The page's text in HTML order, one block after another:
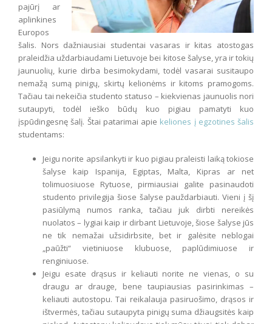
pajūrį ar
aplinkines
Europos
šalis. Nors dažniausiai studentai vasaras ir kitas atostogas
praleidžia uždarbiaudami Lietuvoje bei kitose šalyse, yra ir tokių
jaunuolių, kurie dirba besimokydami, todėl vasarai susitaupo
nemažą sumą pinigų, skirtų kelionėms ir kitoms pramogoms.
Tačiau tai nekeičia studento statuso – kiekvienas jaunuolis nori
sutaupyti, todėl ieško būdų kuo pigiau pamatyti kuo
įspūdingesnę šalį. Štai patarimai apie keliones į egzotines šalis
studentams:
Jeigu norite apsilankyti ir kuo pigiau praleisti laiką tokiose
šalyse kaip Ispanija, Egiptas, Malta, Kipras ar net
tolimuosiuose Rytuose, pirmiausiai galite pasinaudoti
studento privilegija šiose šalyse pauždarbiauti. Vieni į šį
pasiūlymą numos ranka, tačiau juk dirbti nereikės
nuolatos – lygiai kaip ir dirbant Lietuvoje, šiose šalyse jūs
ne tik nemažai užsidirbsite, bet ir galėsite neblogai
„paūžti“ vietiniuose klubuose, paplūdimiuose ir
renginiuose.
Jeigu esate drąsus ir keliauti norite ne vienas, o su
draugu ar drauge, bene taupiausias pasirinkimas –
keliauti autostopu. Tai reikalauja pasiruošimo, drąsos ir
ištvermės, tačiau sutaupyta pinigų suma džiaugsitės kaip